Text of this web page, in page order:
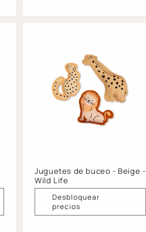
Juguetes de buceo - Beige -
Wild Life
Desbloquear
precios